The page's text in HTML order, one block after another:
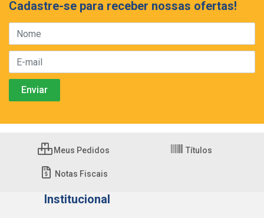
Cadastre-se para receber nossas ofertas!
Meus Pedidos Títulos
Notas Fiscais
Institucional